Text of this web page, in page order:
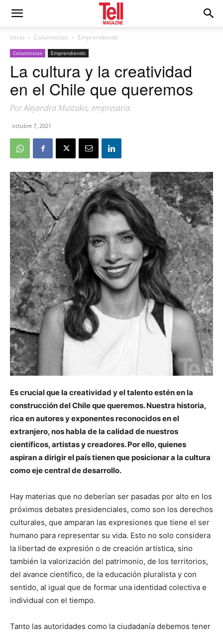
Inicio Columnistas Emprendiendo
Columnistas Emprendiendo
La cultura y la creatividad
en el Chile que queremos
Por Alejandra Mustakis, empresaria.
octubre 7, 2021
Es crucial que la creatividad y el talento estén en la
construcción del Chile que queremos. Nuestra historia,
rica en autores y exponentes reconocidos en el
extranjero, nos habla de la calidad de nuestros
científicos, artistas y creadores. Por ello, quienes
aspiran a dirigir el país tienen que posicionar a la cultura
como eje central de desarrollo.
Hay materias que no deberían ser pasadas por alto en los
próximos debates presidenciales, como son los derechos
culturales, que amparan las expresiones que tiene el ser
humano para representar su vida. Esto no solo considera
la libertad de expresión o de creación artística, sino
también la valorización del patrimonio, de los territorios,
del avance científico, de la educación pluralista y con
sentido, al igual que de formar una identidad colectiva e
individual con el tiempo.
Tanto las autoridades como la ciudadanía debemos tener